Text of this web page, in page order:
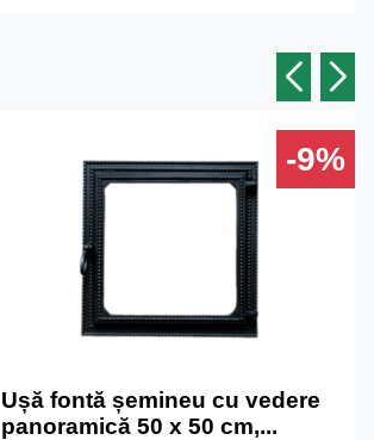
-9%
Ușă fontă șemineu cu vedere
panoramică 50 x 50 cm,...